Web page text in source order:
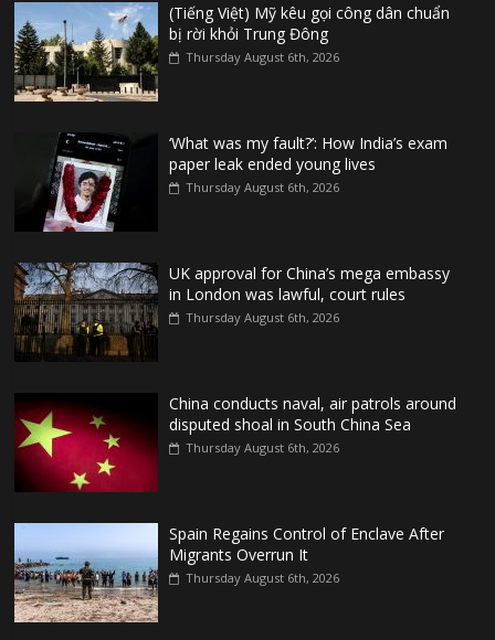
(Tiếng Việt) Mỹ kêu gọi công dân chuẩn
bị rời khỏi Trung Đông
Thursday August 6th, 2026
‘What was my fault?’: How India’s exam
paper leak ended young lives
Thursday August 6th, 2026
UK approval for China’s mega embassy
in London was lawful, court rules
Thursday August 6th, 2026
China conducts naval, air patrols around
disputed shoal in South China Sea
Thursday August 6th, 2026
Spain Regains Control of Enclave After
Migrants Overrun It
Thursday August 6th, 2026